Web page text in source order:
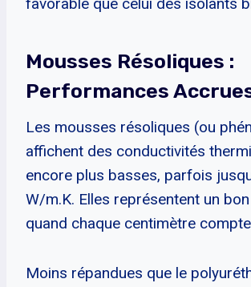
favorable que celui des isolants
Mousses Résoliques :
Performances
Les mousses résoliques (ou
affichent des conductivités
encore plus basses, parfois
W/m.K. Elles représentent un
quand chaque centimètre
Moins répandues que le